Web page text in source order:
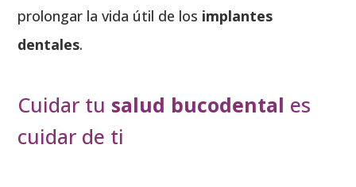
prolongar la vida útil de los implantes
dentales.
Cuidar tu salud bucodental es
cuidar de ti